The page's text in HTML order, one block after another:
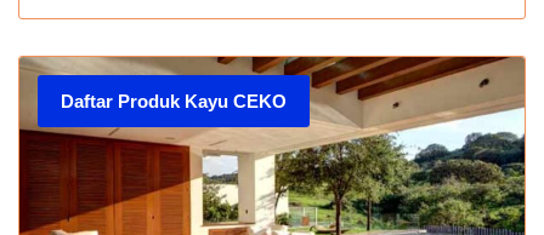
Daftar Produk Kayu CEKO